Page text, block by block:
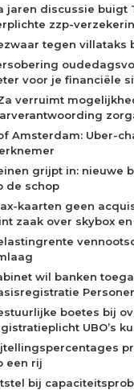
jaren discussie buigt
zzp-
tegen villataks
voor je financiële
verruimt
Amsterdam: Uber-
grijpt in: nieuwe
de schop
kaarten geen
zaak over skybox
wil banken
boetes bij
UBO’s
een rij
bij